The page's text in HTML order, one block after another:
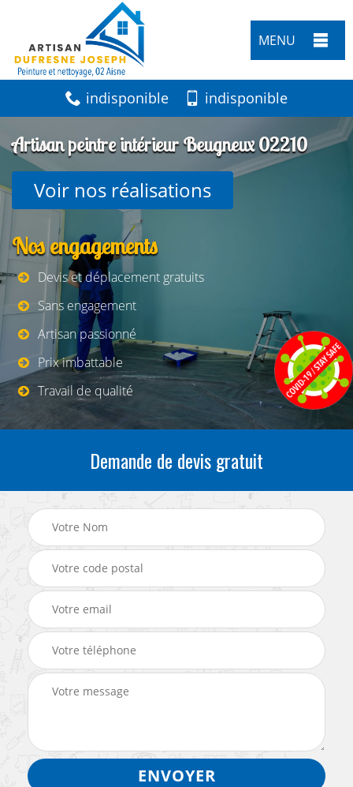
MENU
indisponible indisponible
Artisan peintre intérieur Beugneux 02210
Voir nos réalisations
Nos engagements
Devis et déplacement gratuits
Sans engagement
Artisan passionné
Prix imbattable
Travail de qualité
Demande de devis gratuit